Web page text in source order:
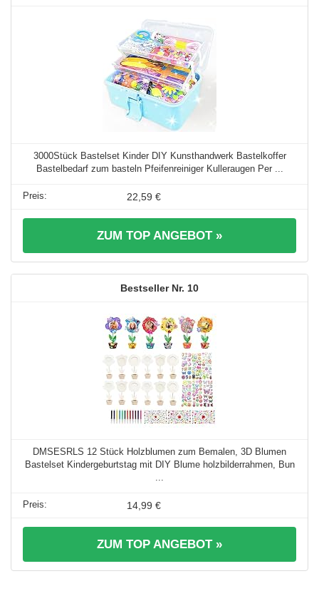
3000Stück Bastelset Kinder DIY Kunsthandwerk Bastelkoffer
Bastelbedarf zum basteln Pfeifenreiniger Kulleraugen Per ...
22,59 €
ZUM TOP ANGEBOT »
10
DMSESRLS 12 Stück Holzblumen zum Bemalen, 3D Blumen
Bastelset Kindergeburtstag mit DIY Blume holzbilderrahmen, Bun
14,99 €
ZUM TOP ANGEBOT »